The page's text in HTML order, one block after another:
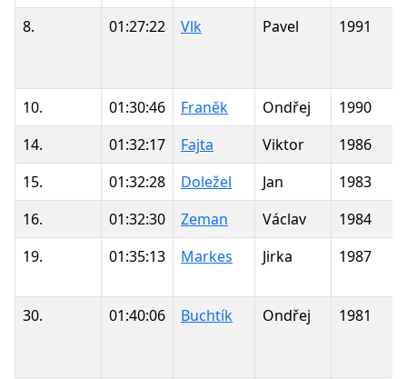
8.
01:27:22 Vlk Pavel 1991
10.
01:30:46 Franěk Ondřej 1990
14.
01:32:17 Fajta Viktor 1986
15.
01:32:28 Doležel Jan 1983
16.
01:32:30 Zeman Václav 1984
19.
01:35:13 Markes Jirka 1987
30.
01:40:06 Buchtík Ondřej 1981